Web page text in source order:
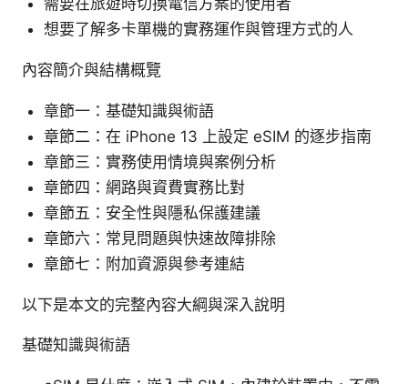
想要了解多卡單機的實務運作與管理方式的人
內容簡介與結構概覽
章節一：基礎知識與術語
章節二：在 iPhone 13 上設定 eSIM 的逐步指南
章節三：實務使用情境與案例分析
章節四：網路與資費實務比對
章節五：安全性與隱私保護建議
章節六：常見問題與快速故障排除
章節七：附加資源與參考連結
以下是本文的完整內容大綱與深入說明
基礎知識與術語